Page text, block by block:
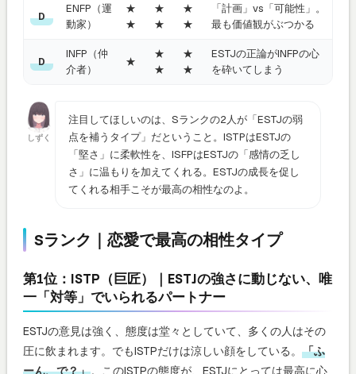
D
ENFP（運
動家）
★
★
★
★
★
★
「計画」vs「可能性」。
最も価値観がぶつかる
D
INFP（仲
介者）
★
★
★
★
★
ESTJの正論がINFPの心
を砕いてしまう
しずく
注目してほしいのは、Sランクの2人が「ESTJの弱
点を補うタイプ」だということ。ISTPはESTJの
「堅さ」に柔軟性を、ISFPはESTJの「感情の乏し
さ」に温もりを加えてくれる。ESTJの成長を促し
てくれる相手こそが最高の相性なのよ。
Sランク｜恋愛で最高の相性タイプ
第1位：ISTP（巨匠）｜ESTJの強さに動じない、唯
一「対等」でいられるパートナー
ESTJの意見は強く、態度は堂々としていて、多くの人はその
圧に飲まれます。でもISTPだけは涼しい顔をしている。 「ふ
ーん、で？」。このISTPの態度が、ESTJにとっては最高に心